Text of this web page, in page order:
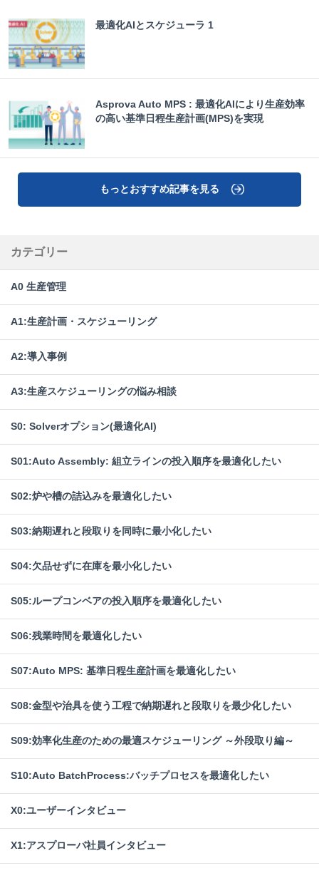
最適化AIとスケジューラ 1
Asprova Auto MPS : 最適化AIにより生産効率
の高い基準日程生産計画(MPS)を実現
もっとおすすめ記事を見る
カテゴリー
A0 生産管理
A1:生産計画・スケジューリング
A2:導入事例
A3:生産スケジューリングの悩み相談
S0: Solverオプション(最適化AI)
S01:Auto Assembly: 組立ラインの投入順序を最適化したい
S02:炉や槽の詰込みを最適化したい
S03:納期遅れと段取りを同時に最小化したい
S04:欠品せずに在庫を最小化したい
S05:ループコンベアの投入順序を最適化したい
S06:残業時間を最適化したい
S07:Auto MPS: 基準日程生産計画を最適化したい
S08:金型や治具を使う工程で納期遅れと段取りを最少化したい
S09:効率化生産のための最適スケジューリング ～外段取り編～
S10:Auto BatchProcess:バッチプロセスを最適化したい
X0:ユーザーインタビュー
X1:アスプローバ社員インタビュー